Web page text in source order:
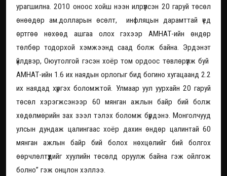
урагшилна. 2010 оноос хойш нээн илрүүлсэн 20 гаруй төсөл
өнөөдөр ам.долларын өсөлт, инфляцын дарамттай үед
өртгөө нөхөөд ашгаа олох гэхээр АМНАТ-ийн өндөр
төлбөр тодорхой хэмжээнд саад болж байна. Эрдэнэт
үйлдвэр, Оюутолгой гэсэн хоёр том ордоос төвлөрүүлж буй
АМНАТ-ийн 1.6 их наядын орлогыг бид богино хугацаанд 2.2
их наядад хүргэх боломжтой. Улмаар уул уурхайн 20 гаруй
төсөл хэрэгжсэнээр 60 мянган ажлын байр бий болж
хөдөлмөрийн зах зээл тэлэх боломж бүрдэнэ. Монголчууд
улсын дундаж цалингаас хоёр дахин өндөр цалинтай 60
мянган ажлын байр бий болох нөхцөлийг бий болгох
өөрчлөлтүүдийг хуулийн төсөлд оруулж байна гэж ойлгож
болно” гэж онцлон хэллээ.